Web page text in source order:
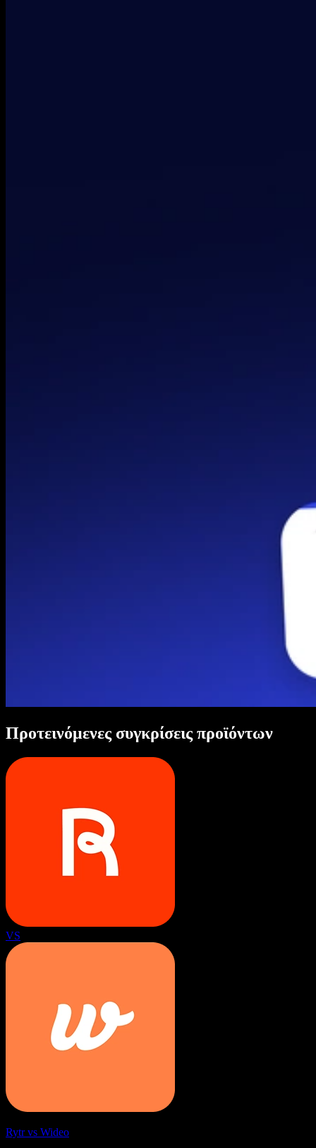
Προτεινόμενες συγκρίσεις προϊόντων
VS
Rytr vs Wideo